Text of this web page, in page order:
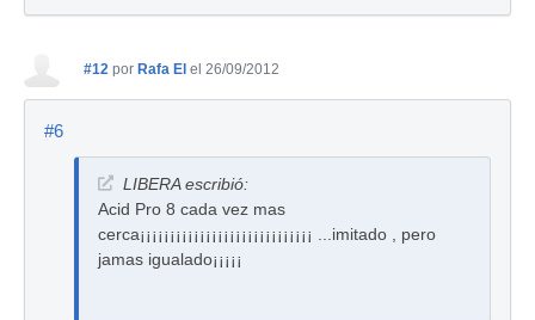
#12 por Rafa El el 26/09/2012
#6
LIBERA escribió:
Acid Pro 8 cada vez mas
cerca¡¡¡¡¡¡¡¡¡¡¡¡¡¡¡¡¡¡¡¡¡¡¡¡¡¡¡¡¡ ...imitado , pero
jamas igualado¡¡¡¡¡